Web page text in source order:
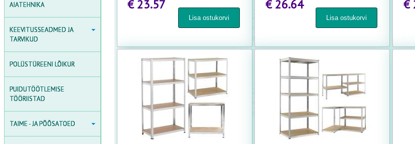
AIATEHNIKA
KEEVITUSSEADMED JA
TARVIKUD
POLÜSTÜREENI LÕIKUR
PUIDUTÖÖTLEMISE
TÖÖRIISTAD
TAIME - JA PÕÕSATOED
TAIME - JA PÕÕSATOED
AIAKAARED, TAIMERESTID
€ 23.57 € 26.64 €